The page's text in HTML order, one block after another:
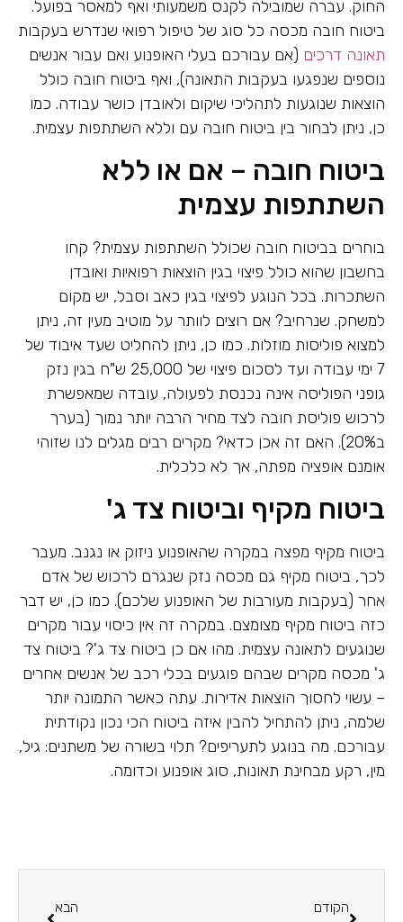
החוק. עברה שמובילה לקנס משמעותי ואף למאסר בפועל.
ביטוח חובה מכסה כל סוג של טיפול רפואי שנדרש בעקבות
תאונה דרכים (אם עבורכם בעלי האופנוע ואם עבור אנשים
נוספים שנפגעו בעקבות התאונה), ואף ביטוח חובה כולל
הוצאות שנוגעות לתהליכי שיקום ולאובדן כושר עבודה. כמו
כן, ניתן לבחור בין ביטוח חובה עם וללא השתתפות עצמית.
ביטוח חובה – אם או ללא
השתתפות עצמית
בוחרים בביטוח חובה שכולל השתתפות עצמית? קחו
בחשבון שהוא כולל פיצוי בגין הוצאות רפואיות ואובדן
השתכרות. בכל הנוגע לפיצוי בגין כאב וסבל, יש מקום
למשחק. שנרחיב? אם רוצים לוותר על מוטיב מעין זה, ניתן
למצוא פוליסות מוזלות. כמו כן, ניתן להחליט שעד איבוד של
7 ימי עבודה ועד לסכום פיצוי של 25,000 ש"ח בגין נזק
גופני הפוליסה אינה נכנסת לפעולה, עובדה שמאפשרת
לרכוש פוליסת חובה לצד מחיר הרבה יותר נמוך (בערך
ב20%). האם זה אכן כדאי? מקרים רבים מגלים לנו שזוהי
אומנם אופציה מפתה, אך לא כלכלית.
ביטוח מקיף וביטוח צד ג'
ביטוח מקיף מפצה במקרה שהאופנוע ניזוק או נגנב. מעבר
לכך, ביטוח מקיף גם מכסה נזק שנגרם לרכוש של אדם
אחר (בעקבות מעורבות של האופנוע שלכם). כמו כן, יש דבר
כזה ביטוח מקיף מצומצם. במקרה זה אין כיסוי עבור מקרים
שנוגעים לתאונה עצמית. מהו אם כן ביטוח צד ג'? ביטוח צד
ג' מכסה מקרים שבהם פוגעים בכלי רכב של אנשים אחרים
– עשוי לחסוך הוצאות אדירות. עתה כאשר התמונה יותר
שלמה, ניתן להתחיל להבין איזה ביטוח הכי נכון נקודתית
עבורכם. מה בנוגע לתעריפים? תלוי בשורה של משתנים: גיל,
מין, רקע מבחינת תאונות, סוג אופנוע וכדומה.
הקודם הבא